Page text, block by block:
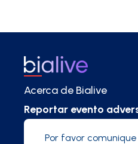
Acerca de Bialive
Reportar evento
Por favor